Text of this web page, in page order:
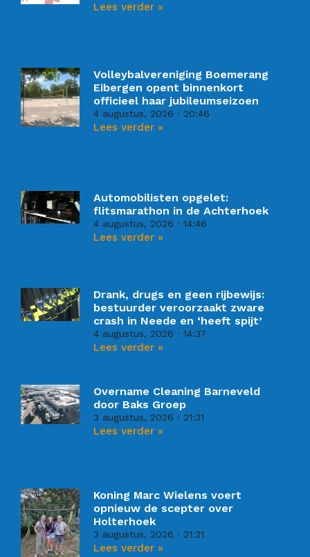
Lees verder »
Volleybalvereniging Boemerang
Eibergen opent binnenkort
officieel haar jubileumseizoen
4 augustus, 2026 20:46
Lees verder »
Automobilisten opgelet:
flitsmarathon in de Achterhoek
4 augustus, 2026 14:46
Lees verder »
Drank, drugs en geen rijbewijs:
bestuurder veroorzaakt zware
crash in Neede en ‘heeft spijt’
4 augustus, 2026 14:37
Lees verder »
Overname Cleaning Barneveld
door Baks Groep
3 augustus, 2026 21:31
Lees verder »
Koning Marc Wielens voert
opnieuw de scepter over
Holterhoek
3 augustus, 2026 21:21
Lees verder »